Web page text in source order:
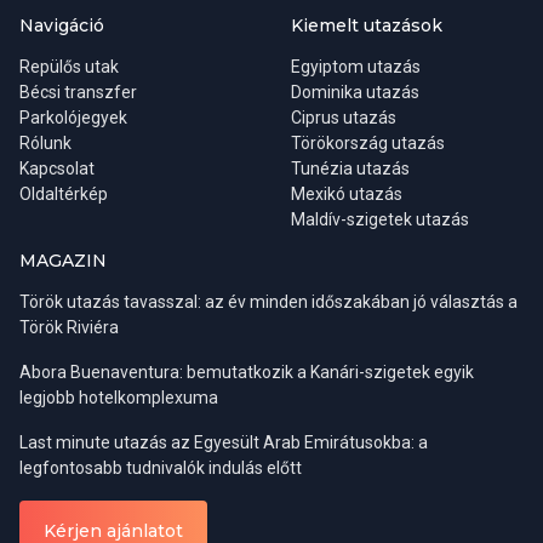
például Antalya forró és meglehetősen párás időjárása ebben az
időszakban már eléggé embert próbáló lehet. A májusi, júniusi,
illetve a szeptemberi, októberi hónapok talán a legkellemesebbek
a fürdőzés, napozás szempontjából, valamint a zsúfoltság is
valamelyest mérsékeltebbnek mondható.
Ha viszont inkább csak kulturális céllal látogatnánk az országba,
akkor a tavaszi időszak a legideálisabb. A téli esőzések ilyenkor
az ebédünket (italfogyasztás extra) illetve egy egy órás
textilüzletbe is.
Régiók:
Belek, Side, Alanya
Részvételi díj:
0-6 év ingyenes / 7-12 év 18 € / felnőtt 35 €
Navigáció
Repülős utak
Bécsi transzfer
Parkolójegyek
Rólunk
Kapcsolat
Oldaltérkép
Kiemelt utazások
Egyiptom utazás
Dominika utazás
Ciprus utazás
Törökország utazás
Tunézia utazás
Mexikó utazás
Maldív-szigetek utazás
MAGAZIN
Török utazás tavasszal: az év minden időszakában jó választás a
Török Riviéra
Abora Buenaventura: bemutatkozik a Kanári-szigetek egyik
legjobb hotelkomplexuma
Last minute utazás az Egyesült Arab Emirátusokba: a
legfontosabb tudnivalók indulás előtt
Kérjen ajánlatot